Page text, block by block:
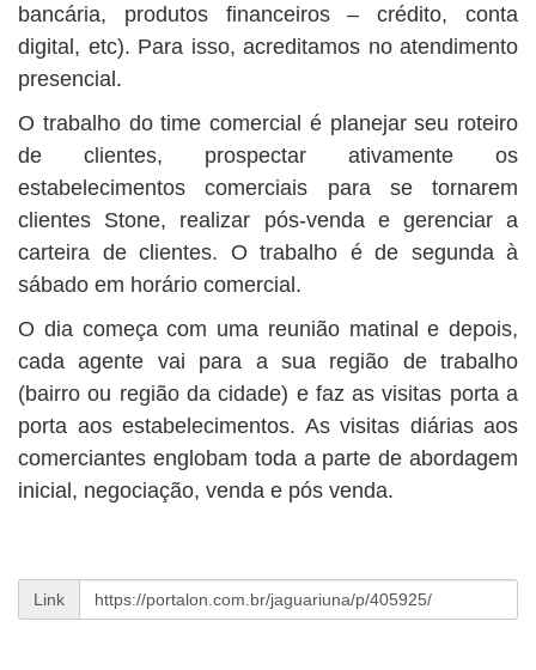
bancária, produtos financeiros – crédito, conta
digital, etc). Para isso, acreditamos no atendimento
presencial.
O trabalho do time comercial é planejar seu roteiro
de clientes, prospectar ativamente os
estabelecimentos comerciais para se tornarem
clientes Stone, realizar pós-venda e gerenciar a
carteira de clientes. O trabalho é de segunda à
sábado em horário comercial.
O dia começa com uma reunião matinal e depois,
cada agente vai para a sua região de trabalho
(bairro ou região da cidade) e faz as visitas porta a
porta aos estabelecimentos. As visitas diárias aos
comerciantes englobam toda a parte de abordagem
inicial, negociação, venda e pós venda.
Link